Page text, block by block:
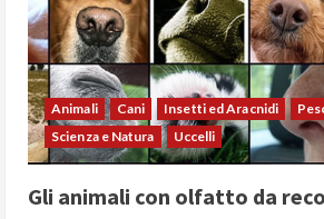
campagna
alla
casa
Animali Cani Insetti ed Aracnidi
Scienza e Natura
Uccelli
Gli animali con olfatto da